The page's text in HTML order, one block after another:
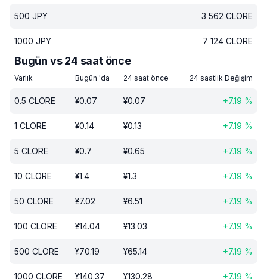
500 JPY 3 562 CLORE
1000 JPY 7 124 CLORE
Bugün vs 24 saat önce
Varlık Bugün 'da 24 saat önce 24 saatlik Değişim
0.5 CLORE ¥0.07 ¥0.07 +7.19 %
1 CLORE ¥0.14 ¥0.13 +7.19 %
5 CLORE ¥0.7 ¥0.65 +7.19 %
10 CLORE ¥1.4 ¥1.3 +7.19 %
50 CLORE ¥7.02 ¥6.51 +7.19 %
100 CLORE ¥14.04 ¥13.03 +7.19 %
500 CLORE ¥70.19 ¥65.14 +7.19 %
1000 CLORE ¥140.37 ¥130.28 +7.19 %